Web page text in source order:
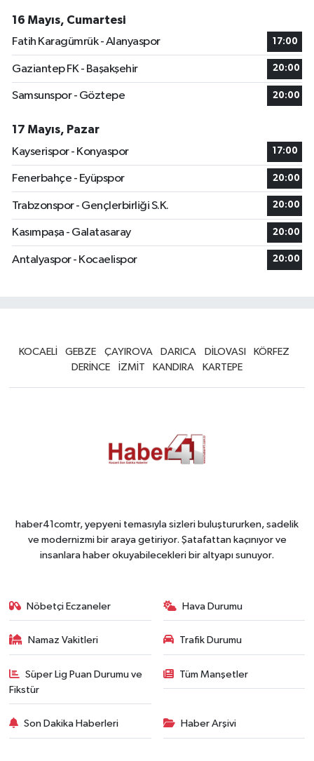
16 Mayıs, Cumartesi
Fatih Karagümrük - Alanyaspor
17:00
Gaziantep FK - Başakşehir 20:00
Samsunspor - Göztepe 20:00
17 Mayıs, Pazar
Kayserispor - Konyaspor
17:00
Fenerbahçe - Eyüpspor 20:00
Trabzonspor - Gençlerbirliği S.K. 20:00
Kasımpaşa - Galatasaray 20:00
Antalyaspor - Kocaelispor 20:00
KOCAELİ GEBZE ÇAYIROVA DARICA DİLOVASI
KÖRFEZ
DERİNCE
İZMİT KANDIRA KARTEPE
haber41comtr, yepyeni temasıyla sizleri buluştururken, sadelik
ve modernizmi bir araya getiriyor. Şatafattan kaçınıyor ve
insanlara haber okuyabilecekleri bir altyapı sunuyor.
Nöbetçi Eczaneler Hava Durumu
Namaz Vakitleri Trafik Durumu
Süper Lig Puan Durumu ve
Fikstür
Tüm Manşetler
Son Dakika Haberleri Haber Arşivi